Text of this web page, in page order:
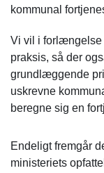
kommunal
Vi vil i forlængelse
praksis, så der
grundlæggende
uskrevne
beregne sig en
Endeligt fremgår
ministeriets